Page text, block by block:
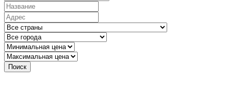
Поиск